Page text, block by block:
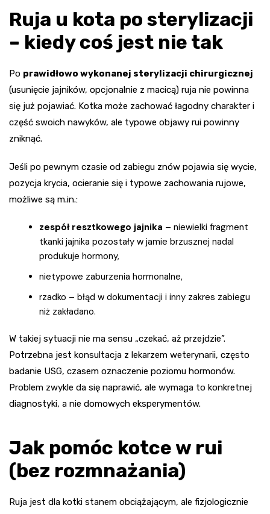
Ruja u kota po sterylizacji
– kiedy coś jest nie tak
Po prawidłowo wykonanej sterylizacji chirurgicznej
(usunięcie jajników, opcjonalnie z macicą) ruja nie powinna
się już pojawiać. Kotka może zachować łagodny charakter i
część swoich nawyków, ale typowe objawy rui powinny
zniknąć.
Jeśli po pewnym czasie od zabiegu znów pojawia się wycie,
pozycja krycia, ocieranie się i typowe zachowania rujowe,
możliwe są m.in.:
zespół resztkowego jajnika – niewielki fragment
tkanki jajnika pozostały w jamie brzusznej nadal
produkuje hormony,
nietypowe zaburzenia hormonalne,
rzadko – błąd w dokumentacji i inny zakres zabiegu
niż zakładano.
W takiej sytuacji nie ma sensu „czekać, aż przejdzie”.
Potrzebna jest konsultacja z lekarzem weterynarii, często
badanie USG, czasem oznaczenie poziomu hormonów.
Problem zwykle da się naprawić, ale wymaga to konkretnej
diagnostyki, a nie domowych eksperymentów.
Jak pomóc kotce w rui
(bez rozmnażania)
Ruja jest dla kotki stanem obciążającym, ale fizjologicznie